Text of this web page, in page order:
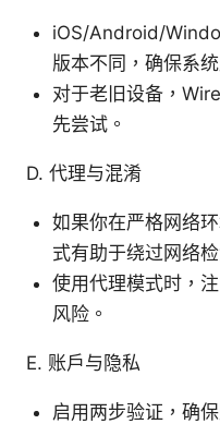
iOS/Android/
版本不同，确保系
对于老旧设备，
先尝试。
D. 代理与混淆
如果你在严格网络
式有助于绕过网络检
使用代理模式时，
风险。
E. 账户与隐私
启用两步验证，确